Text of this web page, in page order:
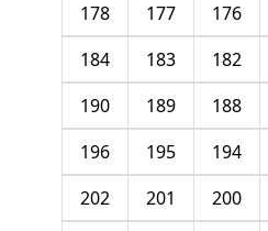
176
177
178
182
183
184
188
189
190
194
195
196
200
201
202